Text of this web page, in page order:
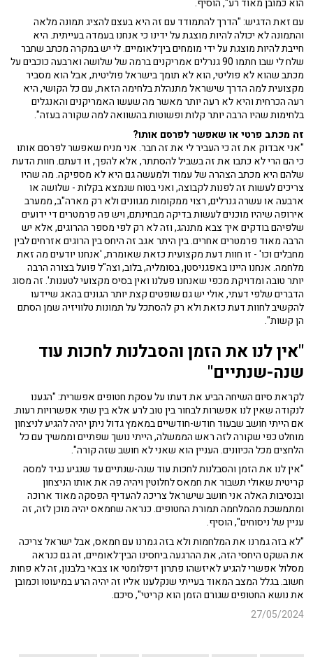
הוא כמובן מאוד רע", הוסיף.
עם זאת הדגיש: "הדרך להתמודד עם זה היא בעצם להציג תמונה מלאה
והתמונה לא יכולה להיות מוצגת על ידינו כי אנחנו בעמדה בעייתית. היא
חייבת להיות מוצגת על ידי מומחים בין־לאומיים. לי יש במקרה מכתב שחבר
שלח לי שבו חתמו 90 גנרלים אמריקנים ברמה של שלושה וארבעה כוכבים על
מכתב שהוא לא פוליטי, הוא לא תומך בישראל פוליטית, אבל הוא מסביר
מקצועית למה הדרך שישראל מתנהלת בלחימה הזאת, עם כל הקושי, היא
רעה הכרחית והיא לא רעה יותר מאשר מה שעשו האמריקנים והאנגלים
בלחימות שהיו הרבה יותר קלות ופשוטות בהשוואה למה שקורה בעזה".
זה מכתב פרטי או שאפשר לפרסם אותו?
"אני אבדוק את זה כי העביר לי את זה חבר. אני מניח שאפשר לפרסם אותו
כי הם הרי לא כתבו את זה בשביל להסתתר, אלא להפך, זו דעתם. חוות הדעת
שלהם היא מכתב הצהרה של עמוד ולמעשה גם היא לא מספיקה. מה שהיו
צריכים לעשות זה לפנות לקבוצה, ואני בטוח שנמצא בקלות - שלושה או
ארבעה או עשרה גנרלים, רצוי ממקומות מגוונים ולא רק מארה"ב, ממערב
אירופה שיהיו מוכנים לעשות בדיקה מבחינתם, ויש פה פרמטרים די ידועים
שלפיהם בודקים איך צבא מתנהג, וזה לא רק לפי מספר ההרוגים, אלא יש
הרבה מאוד פרמטרים אחרים. בין היתר אגב זה היחס בין הרוגים אזרחים לבין
מחבלים וכו' - זו חוות דעת מקצועית כזאת שאומרת, 'אנחנו יודעים מה זאת
מלחמה. אנחנו היינו באפגניסטן, בסומליה, בלוב, וצה"ל פועל בצורה הרבה
יותר טובה ומדויקת מכפי שאנחנו פעלנו ואין בסיס מקצועי לטענות'. זה מסוג
הדברים שלפי דעתי, אולי יש גם שופטים קצת יותר הגונים בהאג שיידעו
להקשיב לחוות דעת כזאת ולא רק להסתכל על תמונות טלוויזיה שמן הסתם
הן קשות".
"אין לנו את הזמן והסבלנות לחכות עוד
שנה-שנתיים"
לקראת סיום השיחה הביע את דעתו על עסקת חטופים אפשרית: "הגענו
לנקודה שאין לנו אפשרות לבחור בין טוב לרע אלא בין שתי אפשרויות רעות.
אם הייתי חושב שבעוד חודש-חודשיים במאמץ גדול ניתן יהיה להגיע לניצחון
מוחלט כפי שקורה לזה ראש הממשלה, הייתי נושך שפתיים וממשיך עם כל
הלחצים מכל הכיוונים. העניין הוא שאני לא חושב שזה קורה".
"אין לנו את הזמן והסבלנות לחכות עוד שנה-שנתיים עד שנגיע נגיד למסה
קריטית שאולי תשבור את חמאס לחלוטין ויהיה פה את אותו הניצחון
ובנסיבות האלה אני חושב שישראל צריכה להעדיף הפסקה מאוד ארוכה
ומתמשכת מהמלחמה תמורת החטופים. כנראה שחמאס יהיה מוכן לזה, זה
עניין של ניסוחים", הוסיף.
"לא בזה גמרנו את המלחמות ולא בזה גמרנו עם חמאס, אבל ישראל צריכה
את השקט היחסי הזה, את ההרגעה ביחסינו הבין־לאומיים, זה גם כנראה
מסלול אפשרי להגיע לאיזשהו פתרון דיפלומטי או צבאי בלבנון, זה לא פחות
חשוב. בגלל המצב המאוד בעייתי שנקלענו אליו זה יהיה הרע במיעוטו וכמובן
את נושא החטופים שגורם הזמן הוא קריטי", סיכם.
27/05/2024